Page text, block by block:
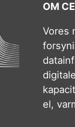
OM
Vores
el,